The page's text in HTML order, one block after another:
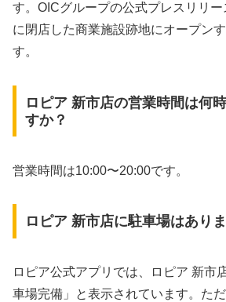
す。OICグループの公式プレスリリー
に閉店した商業施設跡地にオープン
す。
ロピア 新市店の営業時間は何
すか？
営業時間は10:00〜20:00です。
ロピア 新市店に駐車場はあり
ロピア公式アプリでは、ロピア 新市
車場完備」と表示されています。た